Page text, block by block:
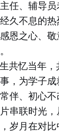
任、辅导
久不息的热
恩之心、
共忆当年
，为学子成
伴、初心不
串联时光，
岁月在对比